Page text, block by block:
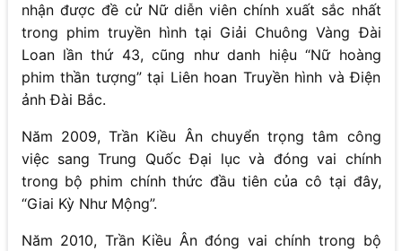
nhận được đề cử Nữ diễn viên chính xuất sắc nhất
trong phim truyền hình tại Giải Chuông Vàng Đài
Loan lần thứ 43, cũng như danh hiệu “Nữ hoàng
phim thần tượng” tại Liên hoan Truyền hình và Điện
ảnh Đài Bắc.
Năm 2009, Trần Kiều Ân chuyển trọng tâm công
việc sang Trung Quốc Đại lục và đóng vai chính
trong bộ phim chính thức đầu tiên của cô tại đây,
“Giai Kỳ Như Mộng”.
Năm 2010, Trần Kiều Ân đóng vai chính trong bộ